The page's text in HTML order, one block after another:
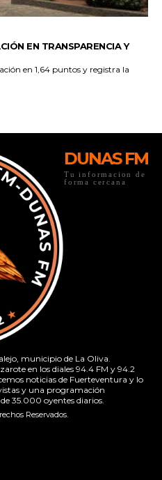
DUNAS FM
Tu informacion de
forma cercana
municipio de La Oliva.
en los diales 94.4 FM y 94.2
noticias de Fuerteventura y lo
y una programación
35.000 oyentes diarios.
Reservados.